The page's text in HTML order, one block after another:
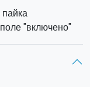
воздействием
добавляет
горный
Этны.
"включено"